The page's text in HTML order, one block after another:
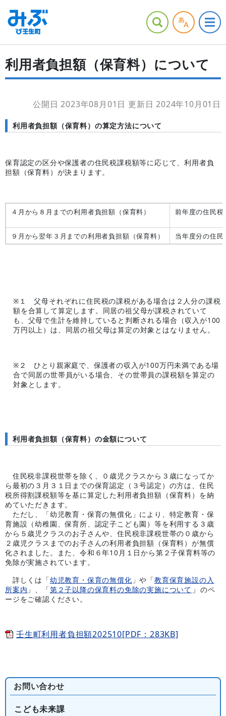
利用者負担額（保育料）について
公開日 2023年08月01日 更新日 2024年10月01日
利用者負担額（保育料）の算定方法について
保育認定の区分や保護者の住民税課税額等に応じて、利用者負
担額（保育料）が決まります。
４月から８月までの利用者負担額（保育料） 前年度の住民
９月から翌年３月までの利用者負担額（保育料） 当年度分の住
※１ 父母それぞれに住民税の課税がある場合は２人分の課税
額を合算して算定します。同居の祖父母が課税されていて
も、父母で生計を維持していると判断される場合（収入が100
万円以上）は、同居の祖父母は算定の対象とはなりません。
※２ ひとり親家庭で、保護者の収入が100万円未満である場
合で同居の世帯員がいる場合、その世帯員の課税額を算定の
対象とします。
利用者負担額（保育料）の金額について
住民税非課税世帯を除く、０歳児クラスから３歳になってか
ら最初の３月３１日までの保育認定（３号認定）の方は、住民
税所得割課税額等を基に算定した利用者負担額（保育料）を納
めていただきます。
ただし、「幼児教育・保育の無償化」により、特定教育・保
育施設（幼稚園、保育所、認定子こども園）等を利用する３歳
から５歳児クラスのお子さんや、住民税非課税世帯の０歳から
２歳児クラスまでのお子さんの利用者負担額（保育料）が無償
化されました。また、令和６年10月１日から第２子保育料等の
免除が実施されています。
詳しくは「幼児教育・保育の無償化 」や「教育保育施設の入
所案内 」、「第２子以降の保育料の免除の実施について 」 のペ
ージをご確認ください。
壬生町利用者負担額202510[PDF：283KB]
お問い合わせ
こども未来課